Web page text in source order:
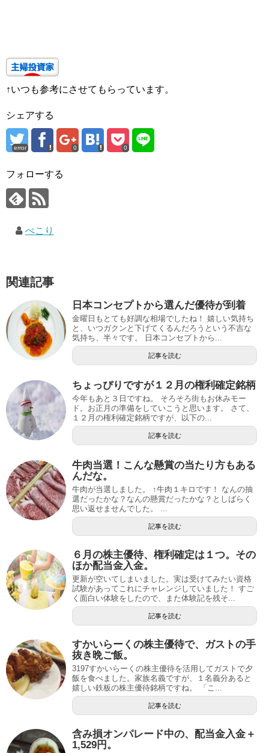
↑いつも参考にさせてもらっています。
シェアする
error 0 0
フォローする
ぺこり
関連記事
日本コンセプトから選んだ優待が到着
金曜日もとても好調な相場でしたね！ 嬉しい気持ち
と、いつガクンと下げてくるんだろうという不吉な
気持ち、半々です。 日本コンセプトから...
記事を読む
ちょっぴりですが１２月の権利確定銘柄
今年もあと３日ですね。 そろそろ街もお休みモー
ド。お正月の準備をしていこうと思います。 さて、
１２月の権利確定銘柄ですが、以下の...
記事を読む
牛肉当選！こんな懸賞の当たり方もある
んだな。
牛肉が当選しました。 ↑牛肉１キロです！ なんの抽
選だったかな？なんの懸賞だったかな？としばらく
思い返せませんでした。 ...
記事を読む
６月の株主優待、権利確定は１つ。その
ほか配当金入金。
更新が空いてしまいました。実は受けてみたい資格
試験があってこれにチャレンジしていました！ すご
く面白い体験をしたので、また体験記を残そ...
記事を読む
すかいらーくの株主優待で、ガストの手
抜き晩ご飯。
3197すかいらーくの株主優待を活用してガストで夕
飯を食べました。家族名義ですが、１名義分あると
嬉しい鉄板の株主優待銘柄ですね。 「こ...
記事を読む
含み損オンパレード中の、配当金入金＋
1,529円。